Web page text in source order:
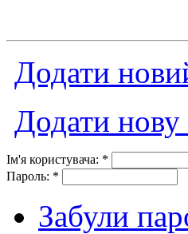
Додати
Додати нову
Ім'я користувача: *
Пароль: *
Забули